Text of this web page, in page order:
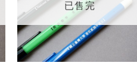
已售完